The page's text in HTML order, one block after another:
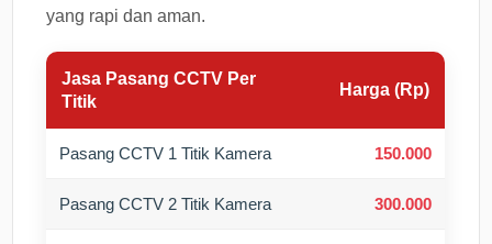
yang rapi dan aman.
Jasa Pasang CCTV Per
Titik
Harga (Rp)
Pasang CCTV 1 Titik Kamera 150.000
Pasang CCTV 2 Titik Kamera 300.000